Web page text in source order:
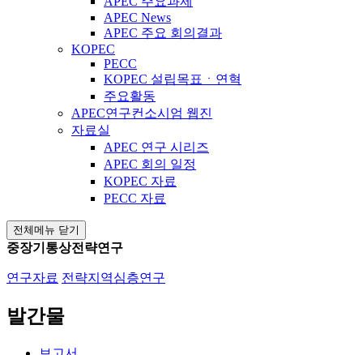
APEC News
APEC 주요 회의결과
KOPEC
PECC
KOPEC 설립목표ㆍ연혁
주요활동
APEC연구컨소시엄 웹진
자료실
APEC 연구 시리즈
APEC 회의 일정
KOPEC 자료
PECC 자료
전체메뉴 닫기
중장기통상전략연구
연구자료 전략지역심층연구
발간물